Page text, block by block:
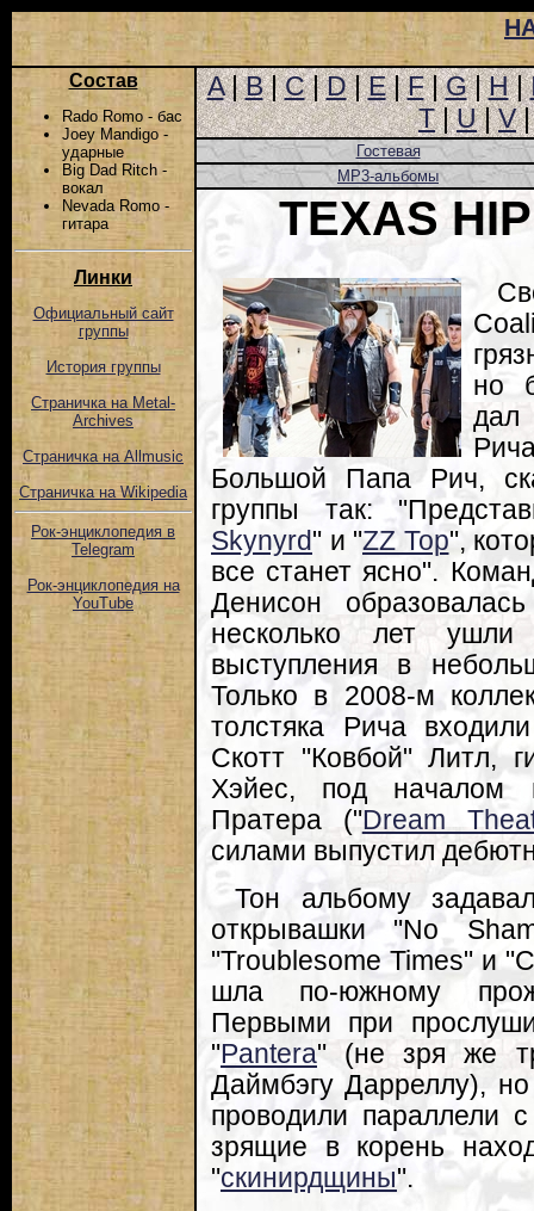
Состав
Rado Romo - бас
Joey Mandigo -
ударные
Big Dad Ritch -
вокал
Nevada Romo -
гитара
Линки
Официальный сайт
группы
История группы
Страничка на Metal-
Archives
Страничка на Allmusic
Страничка на Wikipedia
Рок-энциклопедия в
Telegram
Рок-энциклопедия на
YouTube
A|B|C|D|E|F|G|H|
T|U|V
Гостевая
MP3-альбомы
TEXAS
но
дал
Большой Папа Рич,
группы так:
Skynyrd" и "ZZ Top",
все станет ясно".
Денисон
несколько лет
выступления в
Только в 2008-м
толстяка Рича
Скотт "Ковбой" Литл,
Хэйес, под началом
Пратера ("Dream
силами выпустил
Тон альбому
открывашки "No
"Troublesome Times" и
шла по-южному
Первыми при
"Pantera" (не зря же
Даймбэгу Дарреллу),
проводили параллели
зрящие в корень
"скинирдщины".